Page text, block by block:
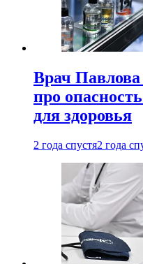
Врач
про
для здоровья
2 года спустя2 года